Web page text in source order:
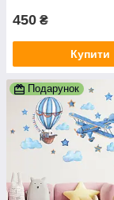
450 ₴
Купити
Подарунок